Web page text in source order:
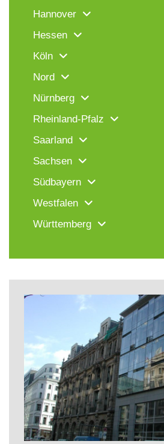
Hannover
Hessen
Köln
Nord
Nürnberg
Rheinland-Pfalz
Saarland
Sachsen
Südbayern
Westfalen
Württemberg